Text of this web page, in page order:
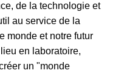
de la technologie et
au service de la
monde et notre futur
en laboratoire,
un "monde